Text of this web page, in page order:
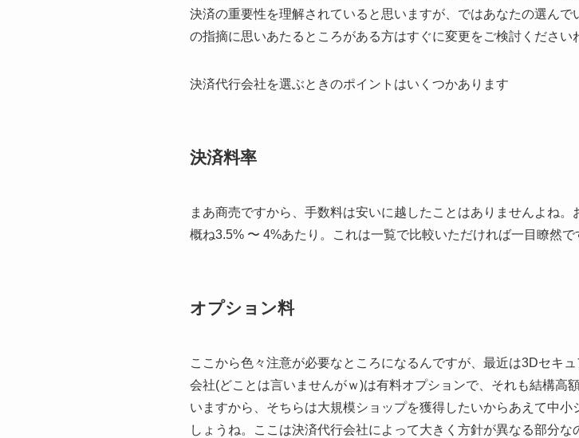
決済の重要性を理解されていると思いますが、ではあなたの選ん
の指摘に思いあたるところがある方はすぐに変更をご検討ください
決済代行会社を選ぶときのポイントはいくつかあります
決済料率
まあ商売ですから、手数料は安いに越したことはありませんよね。
概ね3.5% 〜 4%あたり。これは一覧で比較いただければ一目瞭然で
オプション料
ここから色々注意が必要なところになるんですが、最近は3Dセキ
会社(どことは言いませんがｗ)は有料オプションで、それも結構高
いますから、そちらは大規模ショップを獲得したいからあえて中
しょうね。ここは決済代行会社によって大きく方針が異なる部分